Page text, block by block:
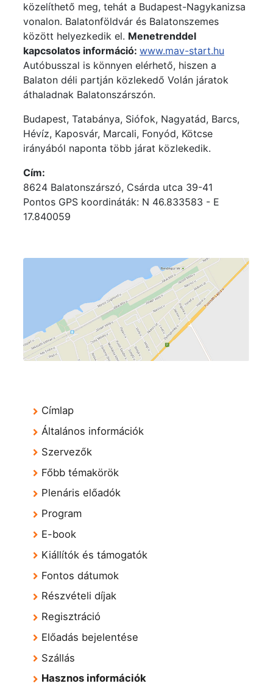
Címlap
Általános információk
Szervezők
Főbb témakörök
Plenáris előadók
Program
E-book
Kiállítók és támogatók
Fontos dátumok
Részvételi díjak
Regisztráció
Előadás bejelentése
Szállás
Hasznos információk
közelíthető meg, tehát a Budapest-Nagykanizsa
vonalon. Balatonföldvár és Balatonszemes
között helyezkedik el. Menetrenddel
kapcsolatos információ: www.mav-start.hu
Autóbusszal is könnyen elérhető, hiszen a
Balaton déli partján közlekedő Volán járatok
áthaladnak Balatonszárszón.
Budapest, Tatabánya, Siófok, Nagyatád, Barcs,
Hévíz, Kaposvár, Marcali, Fonyód, Kötcse
irányából naponta több járat közlekedik.
Cím:
8624 Balatonszárszó, Csárda utca 39-41
Pontos GPS koordináták: N 46.833583 - E
17.840059